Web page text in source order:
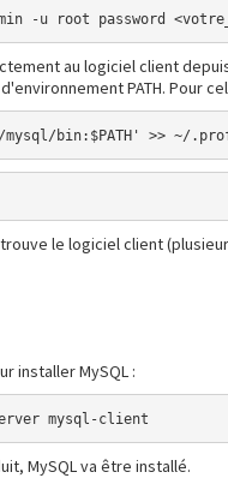
-u root password
au logiciel client
PATH. Pour
bin:$PATH' >> ~/
le logiciel client
installer MySQL :
mysql-client
MySQL va être installé.